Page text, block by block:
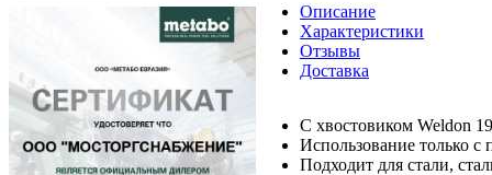
Описание
Характеристики
Отзывы
Доставка
С хвостовиком Weldon
Использование только
Подходит для стали,